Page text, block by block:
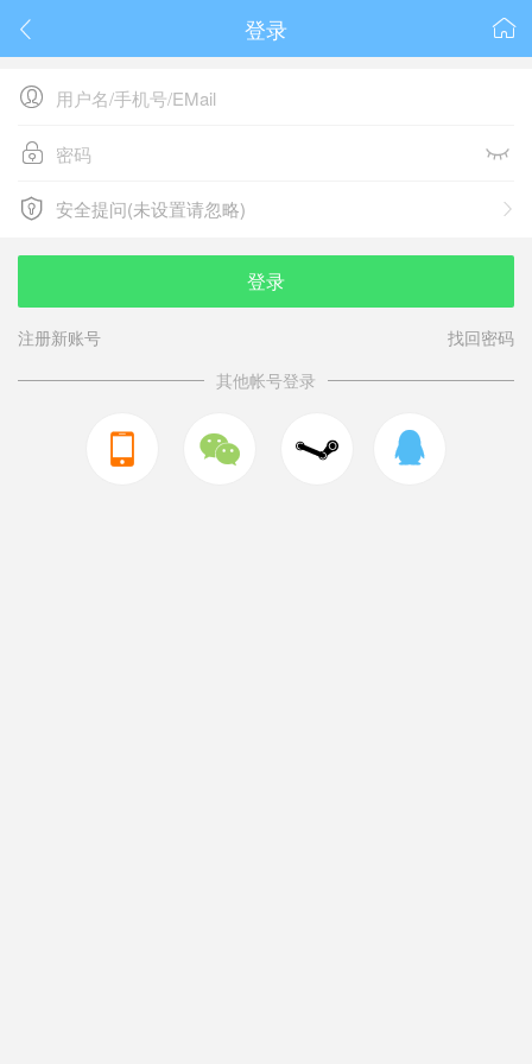
 
登录

 
 
安全提问(未设置请忽略)
安全提问(未设置请忽略)
登录
注册新账号
找回密码
其他帐号登录
  